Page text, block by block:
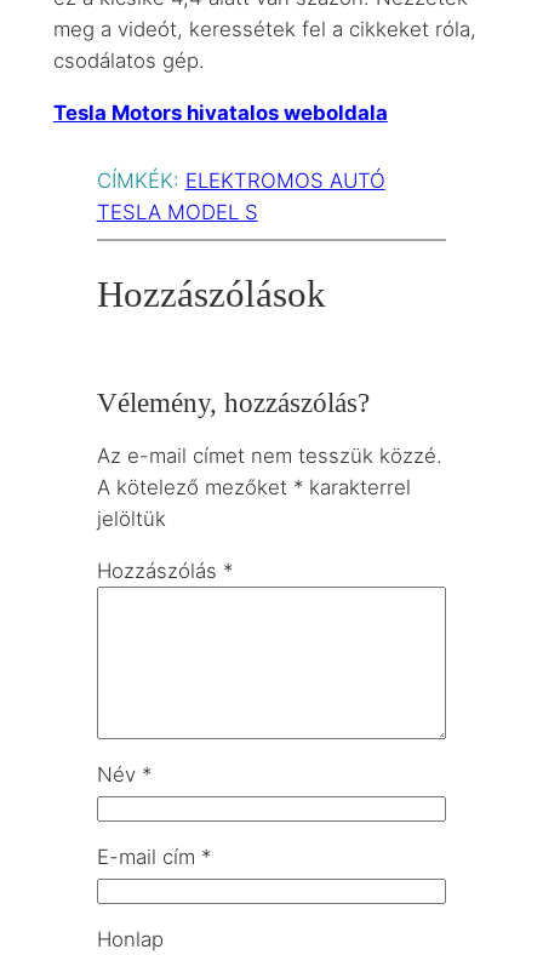
meg a videót, keressétek fel a cikkeket róla,
csodálatos gép.
Tesla Motors hivatalos weboldala
CÍMKÉK: ELEKTROMOS AUTÓ
TESLA MODEL S
Hozzászólások
Vélemény, hozzászólás?
Az e-mail címet nem tesszük közzé.
A kötelező mezőket *karakterrel
jelöltük
Hozzászólás *
Név *
E-mail cím *
Honlap